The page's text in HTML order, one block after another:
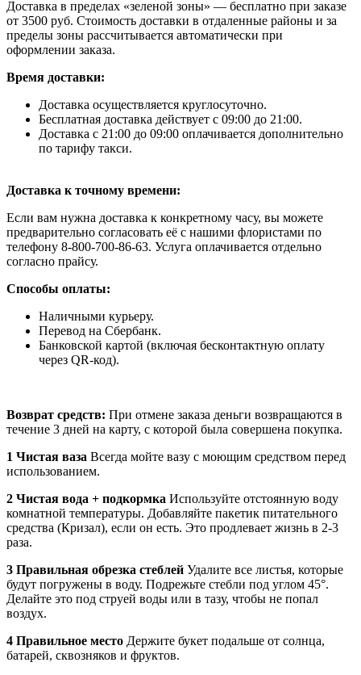
Доставка в пределах «зеленой зоны» — бесплатно при заказе
от 3500 руб. Стоимость доставки в отдаленные районы и за
пределы зоны рассчитывается автоматически при
оформлении заказа.
Время доставки:
Доставка осуществляется круглосуточно.
Бесплатная доставка действует с 09:00 до 21:00.
Доставка с 21:00 до 09:00 оплачивается дополнительно
по тарифу такси.
Доставка к точному времени:
Если вам нужна доставка к конкретному часу, вы можете
предварительно согласовать её с нашими флористами по
телефону 8-800-700-86-63. Услуга оплачивается отдельно
согласно прайсу.
Способы оплаты:
Наличными курьеру.
Перевод на Сбербанк.
Банковской картой (включая бесконтактную оплату
через QR-код).
Возврат средств: При отмене заказа деньги возвращаются в
течение 3 дней на карту, с которой была совершена покупка.
1 Чистая ваза Всегда мойте вазу с моющим средством перед
использованием.
2 Чистая вода + подкормка Используйте отстоянную воду
комнатной температуры. Добавляйте пакетик питательного
средства (Кризал), если он есть. Это продлевает жизнь в 2-3
раза.
3 Правильная обрезка стеблей Удалите все листья, которые
будут погружены в воду. Подрежьте стебли под углом 45°.
Делайте это под струей воды или в тазу, чтобы не попал
воздух.
4 Правильное место Держите букет подальше от солнца,
батарей, сквозняков и фруктов.